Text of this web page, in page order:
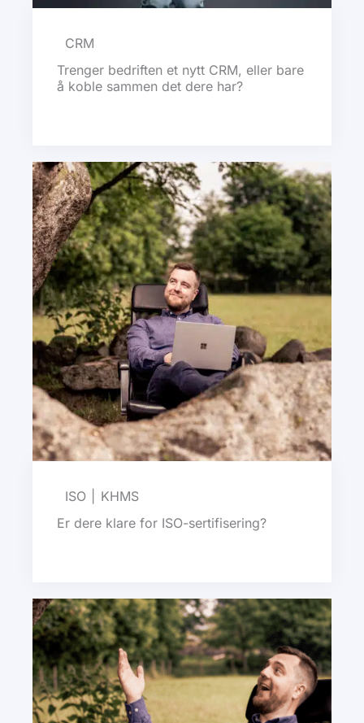
CRM
Trenger bedriften et nytt CRM, eller bare
å koble sammen det dere har?
ISO
KHMS
Er dere klare for ISO-sertifisering?